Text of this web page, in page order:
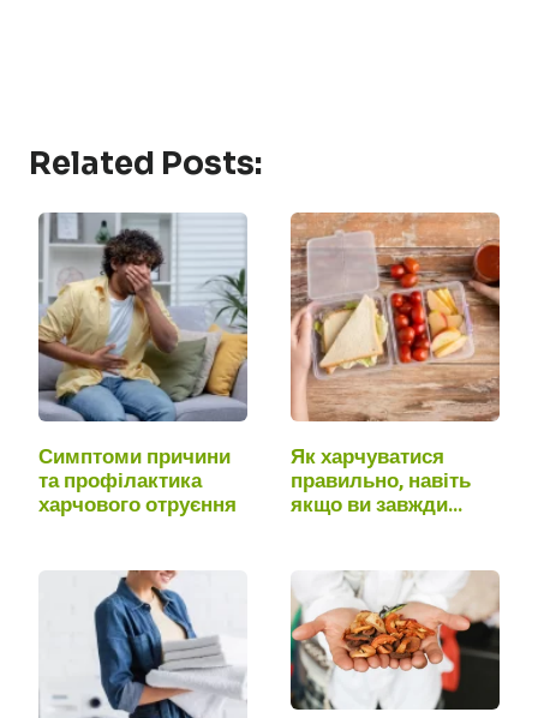
Related Posts:
Симптоми причини
та профілактика
харчового отруєння
Як харчуватися
правильно, навіть
якщо ви завжди